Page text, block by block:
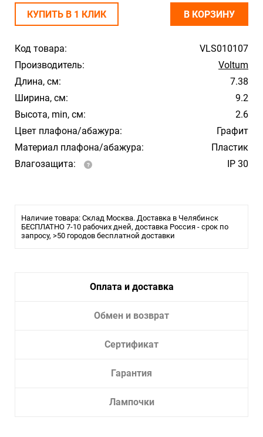
Код товара:
VLS010107
Производитель:
Voltum
Длина, см:
7.38
Ширина, см:
9.2
Высота, min, см:
2.6
Цвет плафона/абажура:
Графит
Материал плафона/абажура:
Пластик
Влагозащита:
IP 30
Наличие товара: Склад Москва. Доставка в Челябинск
БЕСПЛАТНО 7-10 рабочих дней, доставка Россия - срок по
запросу, >50 городов бесплатной доставки
КУПИТЬ В 1 КЛИК В КОРЗИНУ
Оплата и доставка
Обмен и возврат
Сертификат
Гарантия
Лампочки